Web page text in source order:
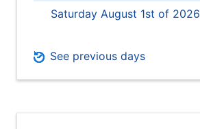
Saturday August 1st of 2026
See previous days